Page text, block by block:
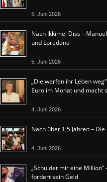
5. Juni 2026
Nach Ikkimel Diss –
und Loredana
5. Juni 2026
„Die werfen ihr Leben
Euro im Monat und macht
4. Juni 2026
Nach über 1,5 Jahren –
4. Juni 2026
„Schuldet mir eine
fordert sein Geld